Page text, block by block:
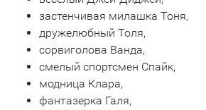
застенчивая милашка Тоня,
дружелюбный Толя,
сорвиголова Ванда,
смелый спортсмен Спайк,
модница Клара,
фантазерка Галя,